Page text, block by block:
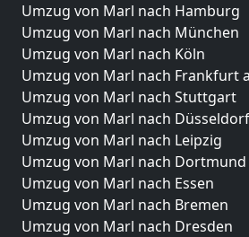
Umzug von Marl nach Hamburg
Umzug von Marl nach München
Umzug von Marl nach Köln
Umzug von Marl nach Frankfurt
Umzug von Marl nach Stuttgart
Umzug von Marl nach Düsseldorf
Umzug von Marl nach Leipzig
Umzug von Marl nach Dortmund
Umzug von Marl nach Essen
Umzug von Marl nach Bremen
Umzug von Marl nach Dresden